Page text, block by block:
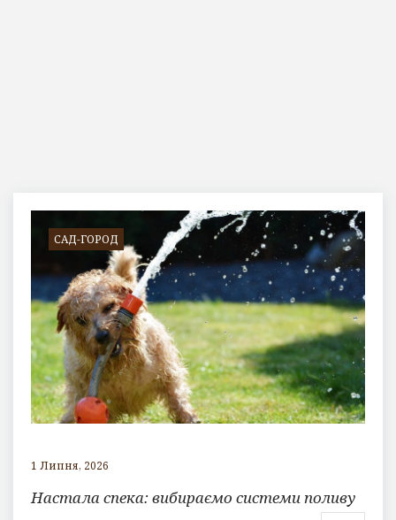
полив
САД-ГОРОД
1 Липня, 2026
Настала спека: вибираємо системи поливу